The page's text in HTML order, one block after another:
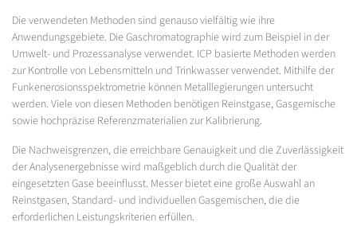
Die verwendeten Methoden sind genauso vielfältig wie ihre
Anwendungsgebiete. Die Gaschromatographie wird zum Beispiel in der
Umwelt- und Prozessanalyse verwendet. ICP basierte Methoden werden
zur Kontrolle von Lebensmitteln und Trinkwasser verwendet. Mithilfe der
Funkenerosionsspektrometrie können Metalllegierungen untersucht
werden. Viele von diesen Methoden benötigen Reinstgase, Gasgemische
sowie hochpräzise Referenzmaterialien zur Kalibrierung.
Die Nachweisgrenzen, die erreichbare Genauigkeit und die Zuverlässigkeit
der Analysenergebnisse wird maßgeblich durch die Qualität der
eingesetzten Gase beeinflusst. Messer bietet eine große Auswahl an
Reinstgasen, Standard- und individuellen Gasgemischen, die die
erforderlichen Leistungskriterien erfüllen.